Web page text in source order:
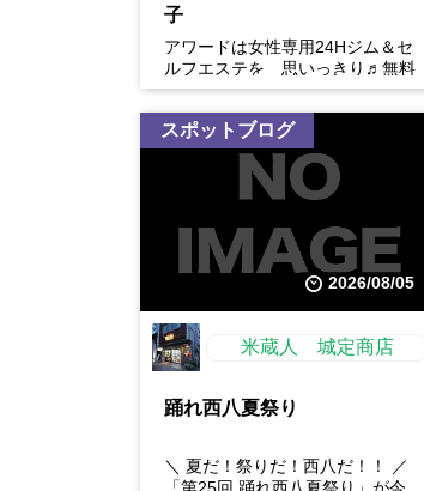
子
アワードは女性専用24Hジム＆セ
ルフエステを 思いっきり♬無料
体験開催中
スポットブログ
2026/08/05
米蔵人 城定商店
踊れ西八夏祭り
＼ 夏だ！祭りだ！西八だ！！ ／